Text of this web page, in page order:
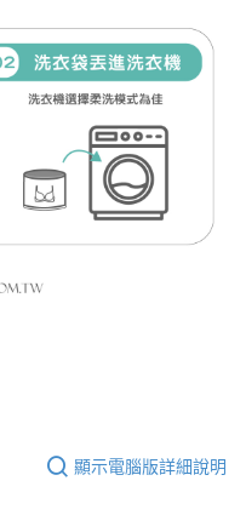
顯示電腦版詳細說明